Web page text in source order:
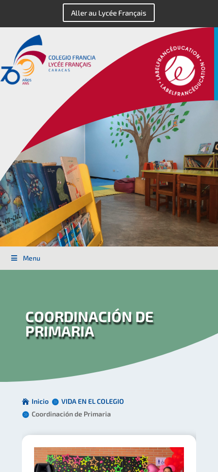
Aller au Lycée Français
Menu
COORDINACIÓN DE
PRIMARIA
Inicio
VIDA EN EL COLEGIO
Coordinación de Primaria